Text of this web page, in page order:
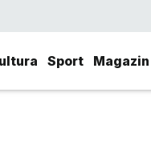
Sport Magazin